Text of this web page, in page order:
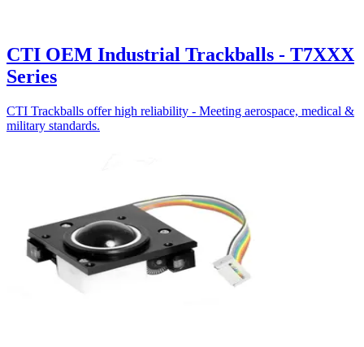
CTI OEM Industrial Trackballs - T7XXX
Series
CTI Trackballs offer high reliability - Meeting aerospace, medical &
military standards.